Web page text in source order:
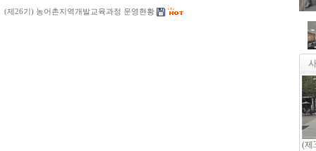
(제26기) 농어촌지역개발교육과정 운영현황
(제